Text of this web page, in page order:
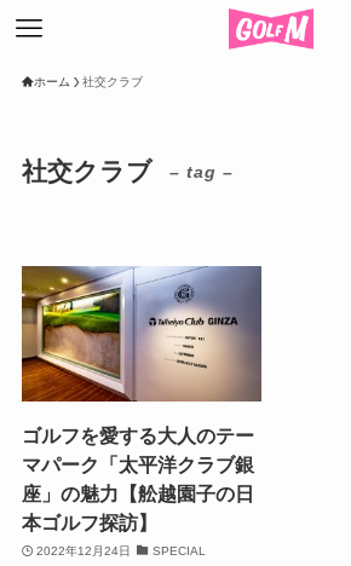
ホーム 社交クラブ
社交クラブ – tag –
ゴルフを愛する大人のテー
マパーク「太平洋クラブ銀
座」の魅力【舩越園子の日
本ゴルフ探訪】
2022年12月24日 SPECIAL